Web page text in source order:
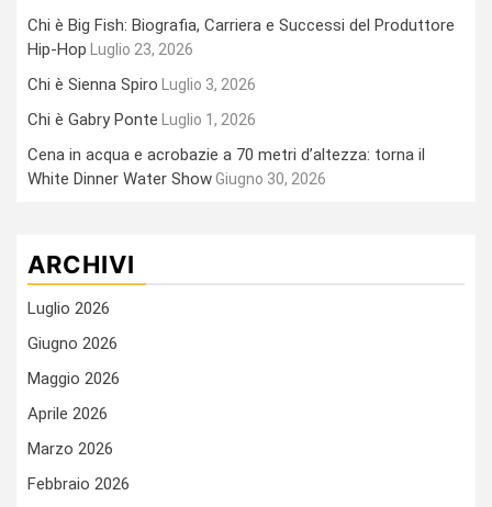
Chi è Big Fish: Biografia, Carriera e Successi del Produttore
Hip-Hop Luglio 23, 2026
Chi è Sienna Spiro Luglio 3, 2026
Chi è Gabry Ponte Luglio 1, 2026
Cena in acqua e acrobazie a 70 metri d’altezza: torna il
White Dinner Water ShowGiugno 30, 2026
ARCHIVI
Luglio 2026
Giugno 2026
Maggio 2026
Aprile 2026
Marzo 2026
Febbraio 2026